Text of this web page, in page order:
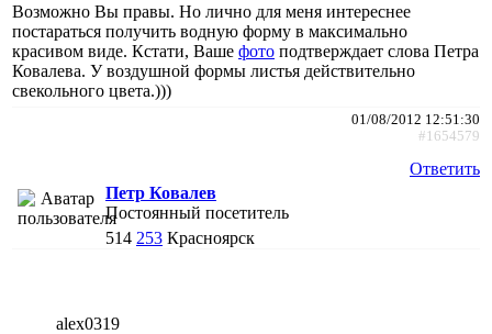
Возможно Вы правы. Но лично для меня интереснее
постараться получить водную форму в максимально
красивом виде. Кстати, Ваше фото подтверждает слова Петра
Ковалева. У воздушной формы листья действительно
свекольного цвета.)))
01/08/2012 12:51:30
#1654579
Ответить
Петр Ковалев
Постоянный посетитель
514 253 Красноярск
alex0319